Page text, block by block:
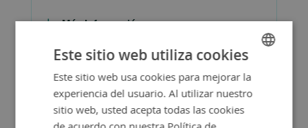
Más Información
SPANISH
ENGLISH
Este sitio web utiliza cookies
Este sitio web usa cookies para mejorar la
experiencia del usuario. Al utilizar nuestro
sitio web, usted acepta todas las cookies